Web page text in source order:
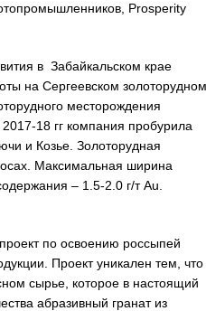
Prosperity
в Забайкальском крае
на Сергеевском золоторудном
месторождения
18 гг компания пробурила
и Козье. Золоторудная
Максимальная ширина
– 1.5-2.0 г/т Au.
по освоению россыпей
Проект уникален тем, что
сырье, которое в настоящий
абразивный гранат из